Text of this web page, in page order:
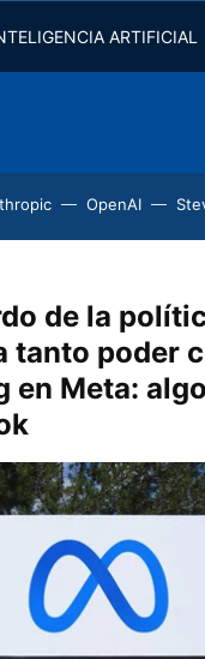
ARTIFICIAL
OpenAI
de la
tanto poder
en Meta: